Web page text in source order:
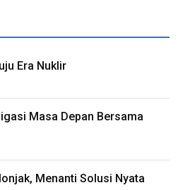
Era Nuklir
Masa Depan Bersama
Menanti Solusi Nyata